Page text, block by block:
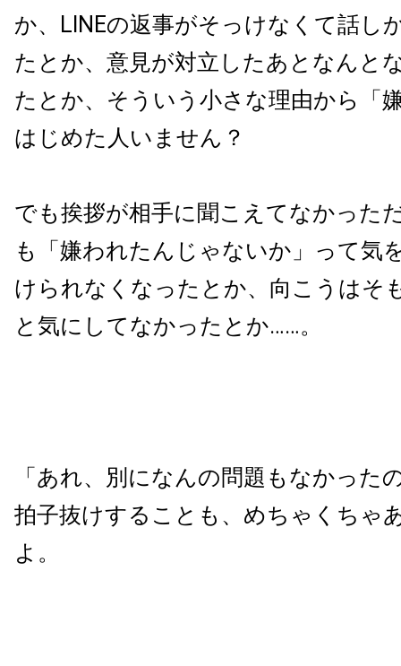
か、LINEの返事がそっけなくて話し
たとか、意見が対立したあとなんと
たとか、そういう小さな理由から「
はじめた人いません？
でも挨拶が相手に聞こえてなかった
も「嫌われたんじゃないか」って気
けられなくなったとか、向こうはそ
と気にしてなかったとか……。
「あれ、別になんの問題もなかった
拍子抜けすることも、めちゃくちゃ
よ。